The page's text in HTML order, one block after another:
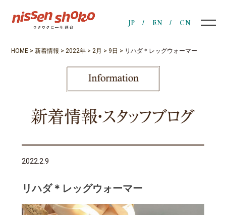
JP EN CN
HOME >新着情報 >2022年 >2月 > 9日 > リハダ＊レッグウォーマー
2022.2.9
リハダ＊レッグウォーマー